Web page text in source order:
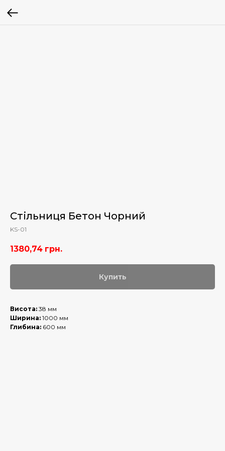
Стільниця Бетон Чорний
KS-01
1380,74 грн.
Купить
Висота: 38 мм
Ширина: 1000 мм
Глибина: 600 мм